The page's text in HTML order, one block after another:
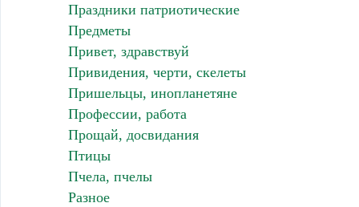
Праздники патриотические
Предметы
Привет, здравствуй
Привидения, черти, скелеты
Пришельцы, инопланетяне
Профессии, работа
Прощай, досвидания
Птицы
Пчела, пчелы
Разное